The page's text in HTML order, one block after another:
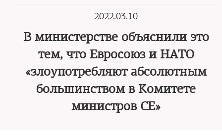
2022.03.10
В министерстве объяснили это
тем, что Евросоюз и НАТО
«злоупотребляют абсолютным
большинством в Комитете
министров СЕ»